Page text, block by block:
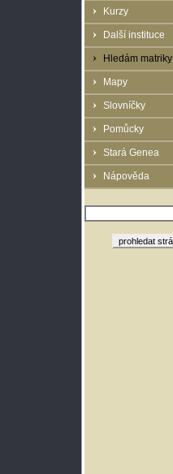
Kurzy
Další instituce
Hledám matriky
Mapy
Slovníčky
Pomůcky
Stará Genea
Nápověda